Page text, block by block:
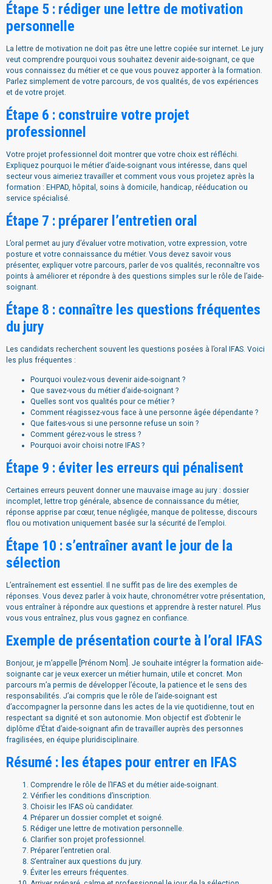
Étape 5 : rédiger une lettre de motivation
personnelle
La lettre de motivation ne doit pas être une lettre copiée sur internet. Le jury
veut comprendre pourquoi vous souhaitez devenir aide-soignant, ce que
vous connaissez du métier et ce que vous pouvez apporter à la formation.
Parlez simplement de votre parcours, de vos qualités, de vos expériences
et de votre projet.
Étape 6 : construire votre projet
professionnel
Votre projet professionnel doit montrer que votre choix est réfléchi.
Expliquez pourquoi le métier d’aide-soignant vous intéresse, dans quel
secteur vous aimeriez travailler et comment vous vous projetez après la
formation : EHPAD, hôpital, soins à domicile, handicap, rééducation ou
service spécialisé.
Étape 7 : préparer l’entretien oral
L’oral permet au jury d’évaluer votre motivation, votre expression, votre
posture et votre connaissance du métier. Vous devez savoir vous
présenter, expliquer votre parcours, parler de vos qualités, reconnaître vos
points à améliorer et répondre à des questions simples sur le rôle de l’aide-
soignant.
Étape 8 : connaître les questions fréquentes
du jury
Les candidats recherchent souvent les questions posées à l’oral IFAS. Voici
les plus fréquentes :
Pourquoi voulez-vous devenir aide-soignant ?
Que savez-vous du métier d’aide-soignant ?
Quelles sont vos qualités pour ce métier ?
Comment réagissez-vous face à une personne âgée dépendante ?
Que faites-vous si une personne refuse un soin ?
Comment gérez-vous le stress ?
Pourquoi avoir choisi notre IFAS ?
Étape 9 : éviter les erreurs qui pénalisent
Certaines erreurs peuvent donner une mauvaise image au jury : dossier
incomplet, lettre trop générale, absence de connaissance du métier,
réponse apprise par cœur, tenue négligée, manque de politesse, discours
flou ou motivation uniquement basée sur la sécurité de l’emploi.
Étape 10 : s’entraîner avant le jour de la
sélection
L’entraînement est essentiel. Il ne suffit pas de lire des exemples de
réponses. Vous devez parler à voix haute, chronométrer votre présentation,
vous entraîner à répondre aux questions et apprendre à rester naturel. Plus
vous vous entraînez, plus vous gagnez en confiance.
Exemple de présentation courte à l’oral IFAS
Bonjour, je m’appelle [Prénom Nom]. Je souhaite intégrer la formation aide-
soignante car je veux exercer un métier humain, utile et concret. Mon
parcours m’a permis de développer l’écoute, la patience et le sens des
responsabilités. J’ai compris que le rôle de l’aide-soignant est
d’accompagner la personne dans les actes de la vie quotidienne, tout en
respectant sa dignité et son autonomie. Mon objectif est d’obtenir le
diplôme d’État d’aide-soignant afin de travailler auprès des personnes
fragilisées, en équipe pluridisciplinaire.
Résumé : les étapes pour entrer en IFAS
Comprendre le rôle de l’IFAS et du métier aide-soignant.
Vérifier les conditions d’inscription.
Choisir les IFAS où candidater.
Préparer un dossier complet et soigné.
Rédiger une lettre de motivation personnelle.
Clarifier son projet professionnel.
Préparer l’entretien oral.
S’entraîner aux questions du jury.
Éviter les erreurs fréquentes.